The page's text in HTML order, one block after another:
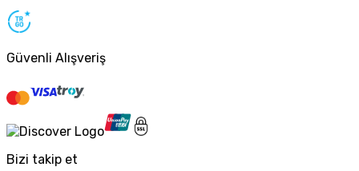
Güvenli Alışveriş
Bizi takip et